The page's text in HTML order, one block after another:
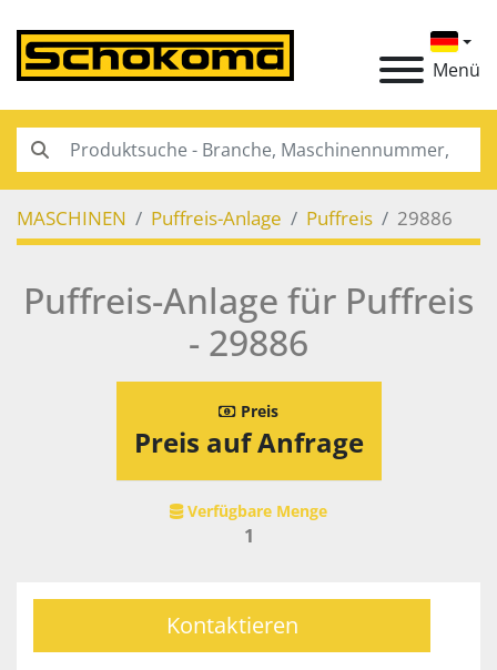
Menü
MASCHINEN Puffreis-Anlage Puffreis 29886
Puffreis-Anlage für Puffreis
- 29886
Preis
Preis auf Anfrage
Verfügbare Menge
1
Kontaktieren